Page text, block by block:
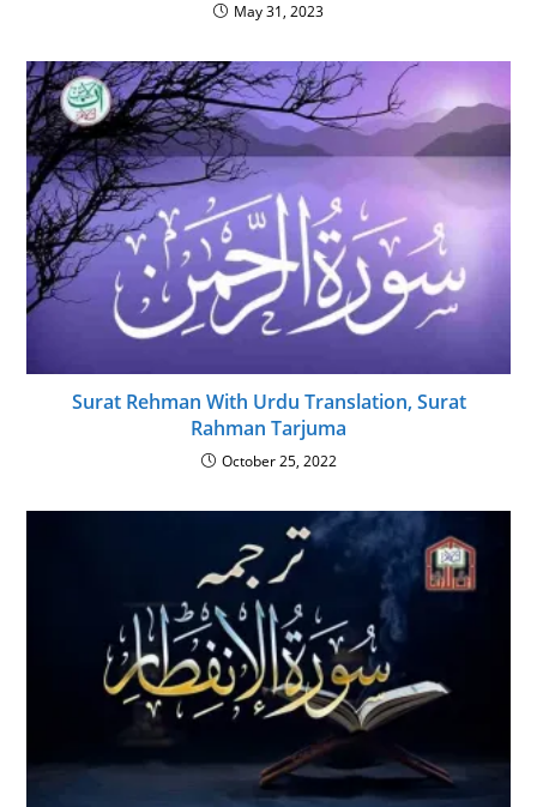
May 31, 2023
Surat Rehman With Urdu Translation, Surat
Rahman Tarjuma
October 25, 2022